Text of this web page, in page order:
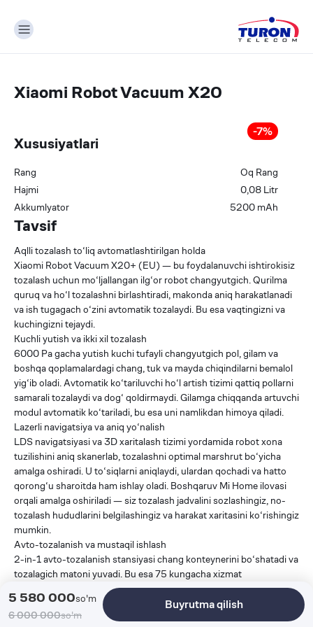
Xiaomi Robot Vacuum X20
-7%
Xususiyatlari
Rang Oq Rang
Hajmi
0,08 Litr
Akkumlyator
5200 mAh
5 580 000so'm
6 000 000so'm
Buyrutma qilish
Tavsif
Aqlli tozalash to‘liq avtomatlashtirilgan holda
Xiaomi Robot Vacuum X20+ (EU) — bu foydalanuvchi ishtirokisiz
tozalash uchun mo‘ljallangan ilg‘or robot changyutgich. Qurilma
quruq va ho‘l tozalashni birlashtiradi, makonda aniq harakatlanadi
va ish tugagach o‘zini avtomatik tozalaydi. Bu esa vaqtingizni va
kuchingizni tejaydi.
Kuchli yutish va ikki xil tozalash
6000 Pa gacha yutish kuchi tufayli changyutgich pol, gilam va
boshqa qoplamalardagi chang, tuk va mayda chiqindilarni bemalol
yig‘ib oladi. Avtomatik ko‘tariluvchi ho‘l artish tizimi qattiq pollarni
samarali tozalaydi va dog‘ qoldirmaydi. Gilamga chiqqanda artuvchi
modul avtomatik ko‘tariladi, bu esa uni namlikdan himoya qiladi.
Lazerli navigatsiya va aniq yo‘nalish
LDS navigatsiyasi va 3D xaritalash tizimi yordamida robot xona
tuzilishini aniq skanerlab, tozalashni optimal marshrut bo‘yicha
amalga oshiradi. U to‘siqlarni aniqlaydi, ulardan qochadi va hatto
qorong‘u sharoitda ham ishlay oladi. Boshqaruv Mi Home ilovasi
orqali amalga oshiriladi — siz tozalash jadvalini sozlashingiz, no-
tozalash hududlarini belgilashingiz va harakat xaritasini ko‘rishingiz
mumkin.
Avto-tozalanish va mustaqil ishlash
2-in-1 avto-tozalanish stansiyasi chang konteynerini bo‘shatadi va
tozalagich matoni yuvadi. Bu esa 75 kungacha xizmat
ko‘rsatmasdan ishlash imkonini beradi. Suv va chang
konteynerlarini qo‘lda osongina olib, tozalash mumkin.
Texnik xususiyatlari